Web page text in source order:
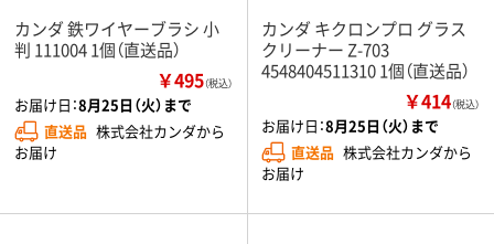
カンダ 鉄ワイヤーブラシ 小
判 111004 1個（直送品）
￥495（税込）
お届け日：8月25日（火）まで
直送品 株式会社カンダから
お届け
カンダ キクロンプロ グラス
クリーナー Z-703
4548404511310 1個（直送品）
￥414（税込）
お届け日：8月25日（火）まで
直送品 株式会社カンダから
お届け